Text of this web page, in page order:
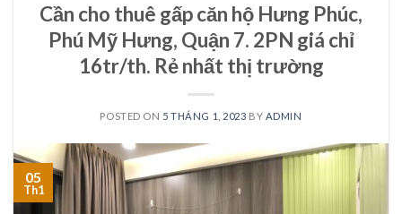
Cần cho thuê gấp căn hộ Hưng Phúc,
Phú Mỹ Hưng, Quận 7. 2PN giá chỉ
16tr/th. Rẻ nhất thị trường
POSTED ON 5 THÁNG 1, 2023 BY ADMIN
05
Th1